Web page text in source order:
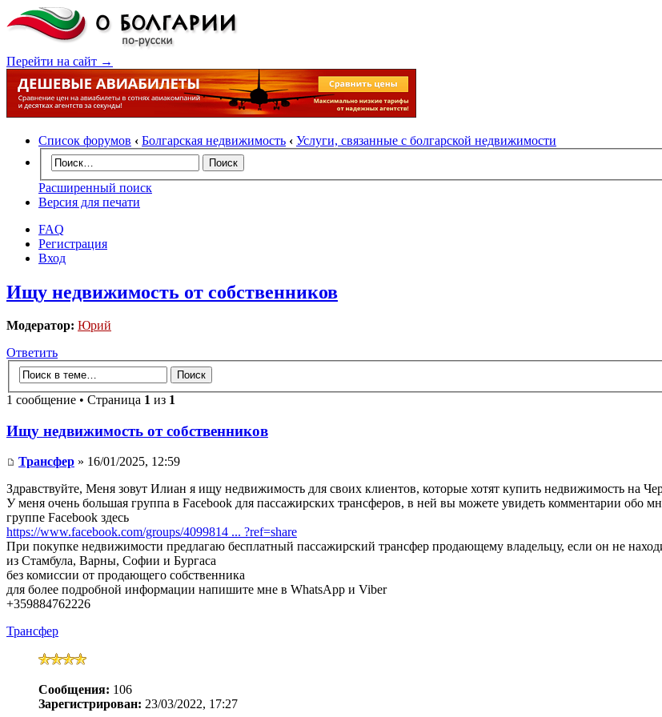
Перейти на сайт →
Список форумов ‹ Болгарская недвижимость ‹ Услуги, связанные с болгарской недвижимости
Расширенный поиск
Версия для печати
FAQ
Регистрация
Вход
Ищу недвижимость от собственников
Модератор: Юрий
Ответить
1 сообщение • Страница 1 из 1
Ищу недвижимость от собственников
Трансфер » 16/01/2025, 12:59
Здравствуйте, Меня зовут Илиан я ищу недвижимость для своих клиентов, которые хотят купить недвижимость на
У меня очень большая группа в Facebook для пассажирских трансферов, в ней вы можете увидеть комментарии обо
группе Facebook здесь
https://www.facebook.com/groups/4099814 ... ?ref=share
При покупке недвижимости предлагаю бесплатный пассажирский трансфер продающему владельцу, если он не
из Стамбула, Варны, Софии и Бургаса
без комиссии от продающего собственника
для более подробной информации напишите мне в WhatsApp и Viber
+359884762226
Трансфер
Сообщения: 106
Зарегистрирован: 23/03/2022, 17:27